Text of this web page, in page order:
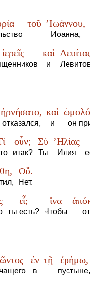
τοῦ ’Ιωάννου,
Иоанна,
ἱερεῖς καὶ
и
ἠρνήσατο,
отказался,
καὶ
и он
οὖν;
итак?
Σύ
Ты
’Ηλίας
Илия
Οὔ.
Нет.
εἶ;
ты есть?
ἵνα
Чтобы
ἐν
в
τῇ ἐρήμω̣,
пустыне,